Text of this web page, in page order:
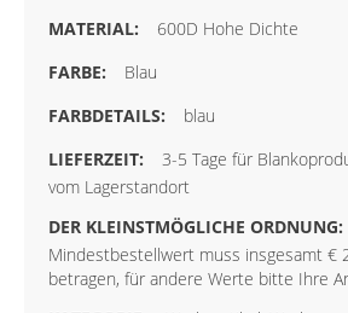
600D Hohe Dichte
Blau
blau
3-5 Tage für
vom Lagerstandort
Mindestbestellwert muss insgesamt €
betragen, für andere Werte bitte Ihre